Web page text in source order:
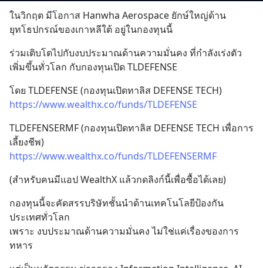
ในวิกฤต มีโอกาส Hanwha Aerospace ยักษ์ใหญ่ด้าน
ยุทโธปกรณ์ของเกาหลีใต้ อยู่ในกองทุนนี้
ร่วมเติบโตไปกับงบประมาณด้านความมั่นคง ที่กำลังเร่งตัว
เพิ่มขึ้นทั่วโลก กับกองทุนเปิด TLDEFENSE
โดย TLDEFENSE (กองทุนเปิดทาลิส DEFENSE TECH)
https://www.wealthx.co/funds/TLDEFENSE
TLDEFENSERMF (กองทุนเปิดทาลิส DEFENSE TECH เพื่อการ
เลี้ยงชีพ)
https://www.wealthx.co/funds/TLDEFENSERMF
(สำหรับคนมีแอป WealthX แล้วกดลิงก์นี้เพื่อซื้อได้เลย)
กองทุนนี้จะคัดสรรบริษัทชั้นนำด้านเทคโนโลยีป้องกัน
ประเทศทั่วโลก
เพราะ งบประมาณด้านความมั่นคง ไม่ใช่แค่เรื่องของการ
ทหาร